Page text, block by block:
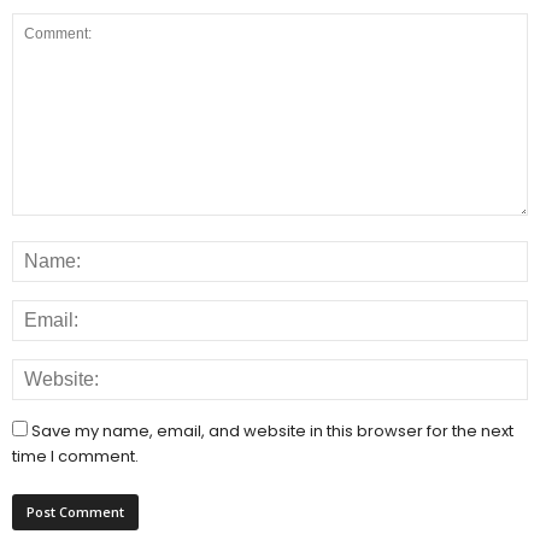
Save my name, email, and website in this browser for the next
time I comment.